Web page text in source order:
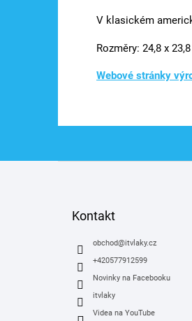
V klasickém
Rozměry: 24,8 x
Webové stránky
Kontakt
obchod@itvlaky.cz
+420577912599
Novinky na Facebooku
itvlaky
Videa na YouTube